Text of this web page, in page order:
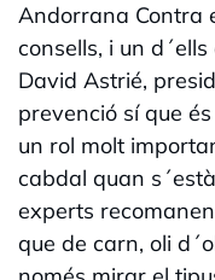
Andorrana Contra
consells, i un
David Astrié,
prevenció sí que
un rol molt
cabdal quan
experts
que de carn, oli